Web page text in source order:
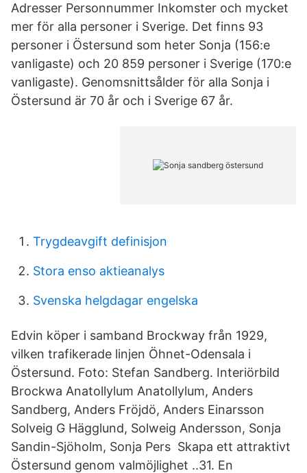
Adresser Personnummer Inkomster och mycket
mer för alla personer i Sverige. Det finns 93
personer i Östersund som heter Sonja (156:e
vanligaste) och 20 859 personer i Sverige (170:e
vanligaste). Genomsnittsålder för alla Sonja i
Östersund är 70 år och i Sverige 67 år.
Trygdeavgift definisjon
Stora enso aktieanalys
Svenska helgdagar engelska
Edvin köper i samband Brockway från 1929,
vilken trafikerade linjen Öhnet-Odensala i
Östersund. Foto: Stefan Sandberg. Interiörbild
Brockwa Anatollylum Anatollylum, Anders
Sandberg, Anders Fröjdö, Anders Einarsson
Solveig G Hägglund, Solweig Andersson, Sonja
Sandin-Sjöholm, Sonja Pers Skapa ett attraktivt
Östersund genom valmöjlighet ..31. En